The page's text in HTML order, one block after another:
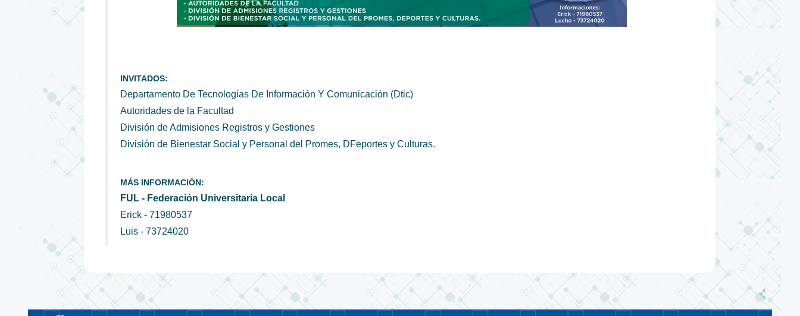
INVITADOS:
Departamento De Tecnologías De Información Y Comunicación (Dtic)
Autoridades de la Facultad
División de Admisiones Registros y Gestiones
División de Bienestar Social y Personal del Promes, DFeportes y Culturas.
MÁS INFORMACIÓN:
FUL - Federación Universitaria Local
Erick - 71980537
Luis - 73724020